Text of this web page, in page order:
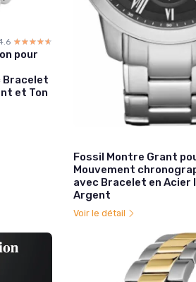
☆☆☆☆☆
★★★★★
pour
Bracelet
et Ton
Fossil Montre Grant
Mouvement
avec Bracelet en Acier
Argent
Voir le détail